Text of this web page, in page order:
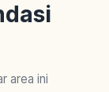
area ini